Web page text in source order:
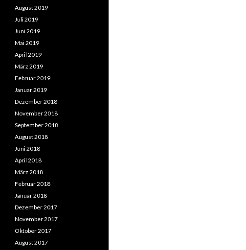
August 2019
Juli 2019
Juni 2019
Mai 2019
April 2019
März 2019
Februar 2019
Januar 2019
Dezember 2018
November 2018
September 2018
August 2018
Juni 2018
April 2018
März 2018
Februar 2018
Januar 2018
Dezember 2017
November 2017
Oktober 2017
August 2017